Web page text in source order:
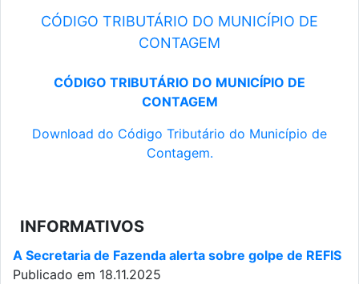
CÓDIGO TRIBUTÁRIO DO MUNICÍPIO DE
CONTAGEM
CÓDIGO TRIBUTÁRIO DO MUNICÍPIO DE
CONTAGEM
Download do Código Tributário do Município de
Contagem.
INFORMATIVOS
A Secretaria de Fazenda alerta sobre golpe de REFIS
Publicado em 18.11.2025